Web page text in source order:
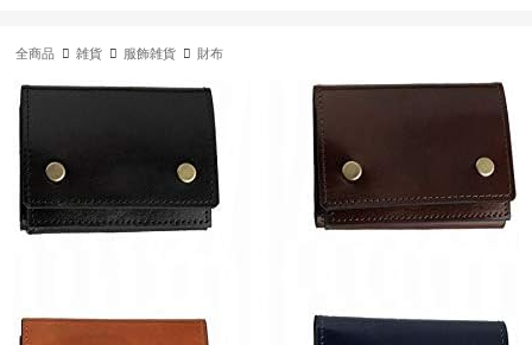
全商品 雑貨 服飾雑貨 財布